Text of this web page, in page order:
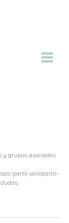
grupos asociados.
parto-postparto-